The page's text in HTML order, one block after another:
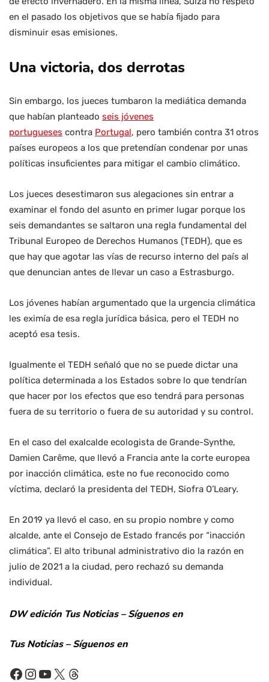
en el pasado los objetivos que se había fijado para
disminuir esas emisiones.
Una victoria, dos derrotas
Sin embargo, los jueces tumbaron la mediática demanda
que habían planteado seis jóvenes
portugueses contra Portugal, pero también contra 31 otros
países europeos a los que pretendían condenar por unas
políticas insuficientes para mitigar el cambio climático.
Los jueces desestimaron sus alegaciones sin entrar a
examinar el fondo del asunto en primer lugar porque los
seis demandantes se saltaron una regla fundamental del
Tribunal Europeo de Derechos Humanos (TEDH), que es
que hay que agotar las vías de recurso interno del país al
que denuncian antes de llevar un caso a Estrasburgo.
Los jóvenes habían argumentado que la urgencia climática
les eximía de esa regla jurídica básica, pero el TEDH no
aceptó esa tesis.
Igualmente el TEDH señaló que no se puede dictar una
política determinada a los Estados sobre lo que tendrían
que hacer por los efectos que eso tendrá para personas
fuera de su territorio o fuera de su autoridad y su control.
En el caso del exalcalde ecologista de Grande-Synthe,
Damien Carême, que llevó a Francia ante la corte europea
por inacción climática, este no fue reconocido como
víctima, declaró la presidenta del TEDH, Siofra O’Leary.
En 2019 ya llevó el caso, en su propio nombre y como
alcalde, ante el Consejo de Estado francés por “inacción
climática”. El alto tribunal administrativo dio la razón en
julio de 2021 a la ciudad, pero rechazó su demanda
individual.
DW edición Tus Noticias – Síguenos en
Tus Noticias – Síguenos en
Facebook
Instagram
YouTube
X Threads